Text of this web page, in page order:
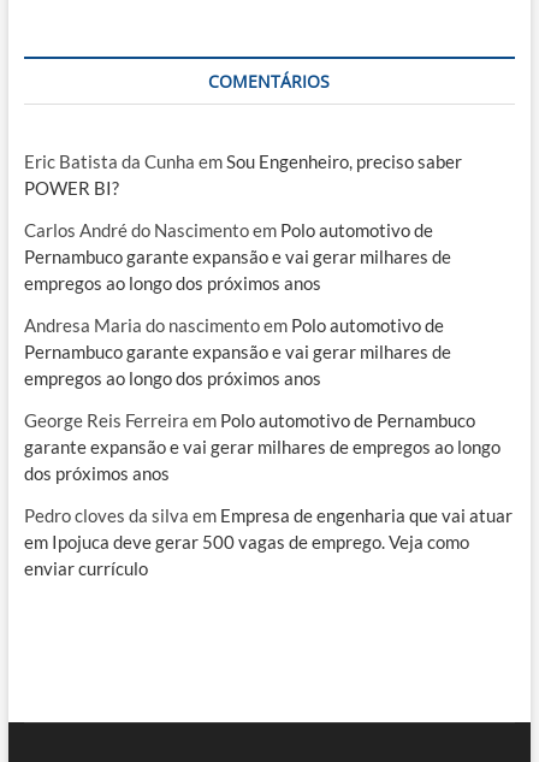
COMENTÁRIOS
Eric Batista da Cunha emSou Engenheiro, preciso saber
POWER BI?
Carlos André do Nascimentoem Polo automotivo de
Pernambuco garante expansão e vai gerar milhares de
empregos ao longo dos próximos anos
Andresa Maria do nascimentoem Polo automotivo de
Pernambuco garante expansão e vai gerar milhares de
empregos ao longo dos próximos anos
George Reis Ferreira em Polo automotivo de Pernambuco
garante expansão e vai gerar milhares de empregos ao longo
dos próximos anos
Pedro cloves da silva em Empresa de engenharia que vai atuar
em Ipojuca deve gerar 500 vagas de emprego. Veja como
enviar currículo